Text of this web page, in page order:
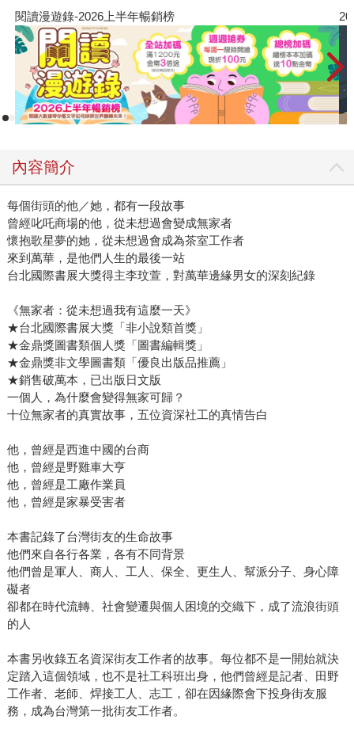
閱讀漫遊錄-2026上半年暢銷榜
內容簡介
每個街頭的他／她，都有一段故事
曾經叱吒商場的他，從未想過會變成無家者
懷抱歌星夢的她，從未想過會成為茶室工作者
來到萬華，是他們人生的最後一站
台北國際書展大獎得主李玟萱，對萬華邊緣男女的深刻紀錄
《無家者：從未想過我有這麼一天》
★台北國際書展大獎「非小說類首獎」
★金鼎獎圖書類個人獎「圖書編輯獎」
★金鼎獎非文學圖書類「優良出版品推薦」
★銷售破萬本，已出版日文版
一個人，為什麼會變得無家可歸？
十位無家者的真實故事，五位資深社工的真情告白
他，曾經是西進中國的台商
他，曾經是野雞車大亨
他，曾經是工廠作業員
他，曾經是家暴受害者
本書記錄了台灣街友的生命故事
他們來自各行各業，各有不同背景
他們曾是軍人、商人、工人、保全、更生人、幫派分子、身心障
礙者
卻都在時代流轉、社會變遷與個人困境的交織下，成了流浪街頭
的人
本書另收錄五名資深街友工作者的故事。每位都不是一開始就決
定踏入這個領域，也不是社工科班出身，他們曾經是記者、田野
工作者、老師、焊接工人、志工，卻在因緣際會下投身街友服
務，成為台灣第一批街友工作者。